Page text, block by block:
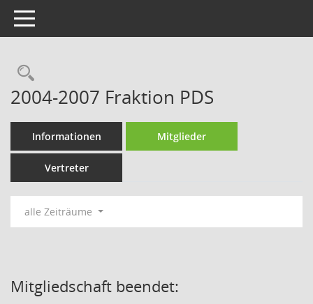
Toggle navigation
Rechercheauswahl
2004-2007 Fraktion PDS
Informationen Mitglieder
Vertreter
alle Zeiträume
Mitgliedschaft beendet: